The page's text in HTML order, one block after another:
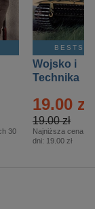
30
Wojsko i
Technika
– 2/2026
19.00 zł
19.00 zł
Najniższa cena z
dni: 19.00 zł